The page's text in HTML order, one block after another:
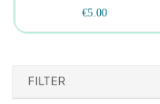
€5.00
FILTER